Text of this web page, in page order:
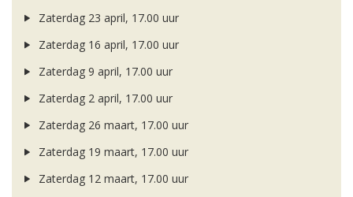
Zaterdag 23 april, 17.00 uur
Zaterdag 16 april, 17.00 uur
Zaterdag 9 april, 17.00 uur
Zaterdag 2 april, 17.00 uur
Zaterdag 26 maart, 17.00 uur
Zaterdag 19 maart, 17.00 uur
Zaterdag 12 maart, 17.00 uur